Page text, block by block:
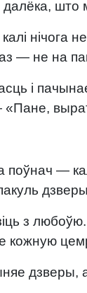
нічога
— не на
і
—
з